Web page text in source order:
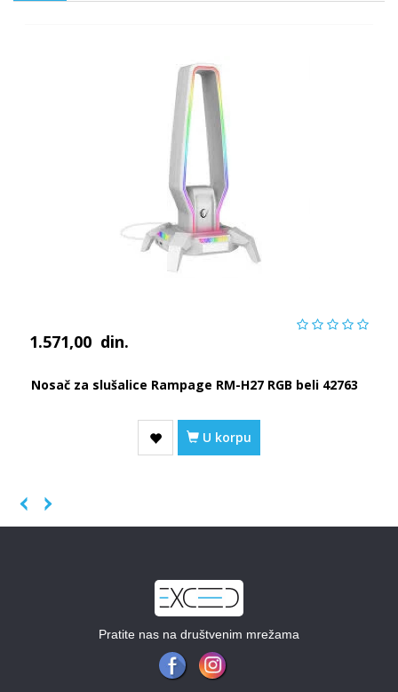
1.571,00 din.
Nosač za slušalice Rampage RM-H27 RGB beli 42763
U korpu
Pratite nas na društvenim mrežama